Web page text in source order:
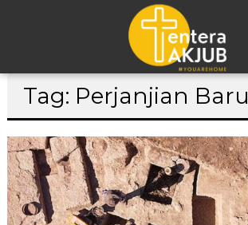
Lompat
Tag: Perjanjian Baru